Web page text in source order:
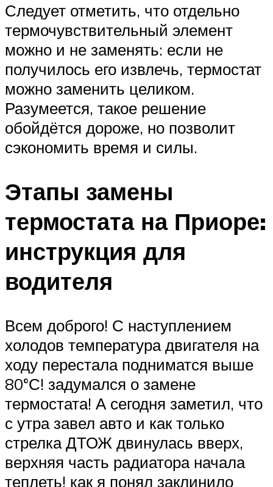
Следует отметить, что отдельно
термочувствительный элемент
можно и не заменять: если не
получилось его извлечь, термостат
можно заменить целиком.
Разумеется, такое решение
обойдётся дороже, но позволит
сэкономить время и силы.
Этапы замены
термостата на Приоре:
инструкция для
водителя
Всем доброго! С наступлением
холодов температура двигателя на
ходу перестала подниматся выше
80°С! задумался о замене
термостата! А сегодня заметил, что
с утра завел авто и как только
стрелка ДТОЖ двинулась вверх,
верхняя часть радиатора начала
теплеть! как я понял заклинило